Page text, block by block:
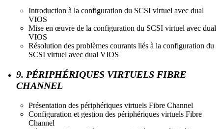
Introduction à la configuration du SCSI virtuel avec dual
VIOS
Mise en œuvre de la configuration du SCSI virtuel avec dual
VIOS
Résolution des problèmes courants liés à la configuration du
SCSI virtuel avec dual VIOS
9. PÉRIPHÉRIQUES VIRTUELS FIBRE
CHANNEL
Présentation des périphériques virtuels Fibre Channel
Configuration et gestion des périphériques virtuels Fibre
Channel